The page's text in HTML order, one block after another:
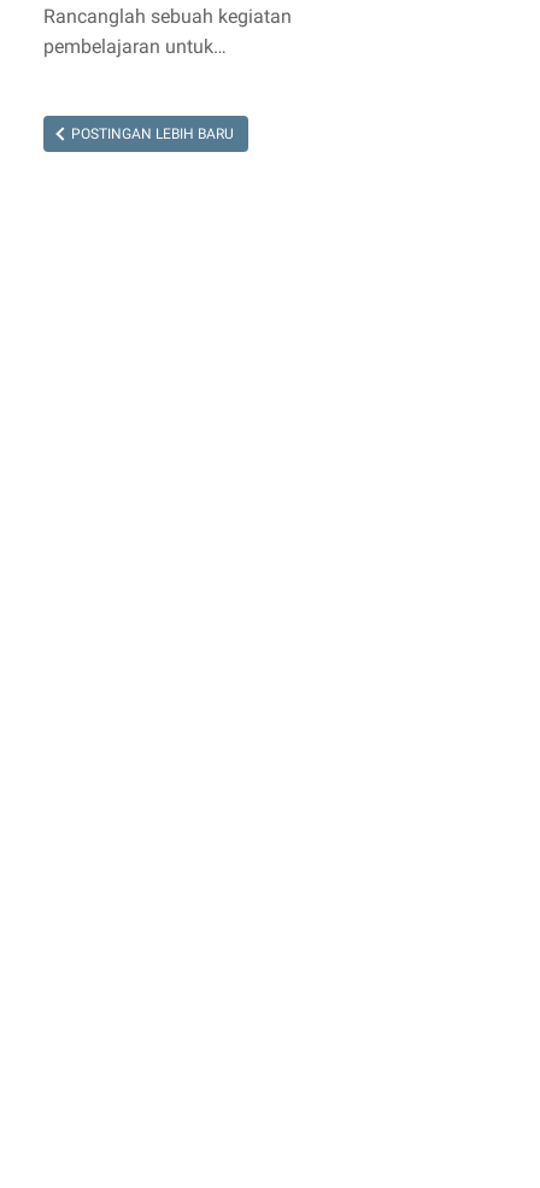
Rancanglah sebuah kegiatan
pembelajaran untuk…
POSTINGAN LEBIH BARU